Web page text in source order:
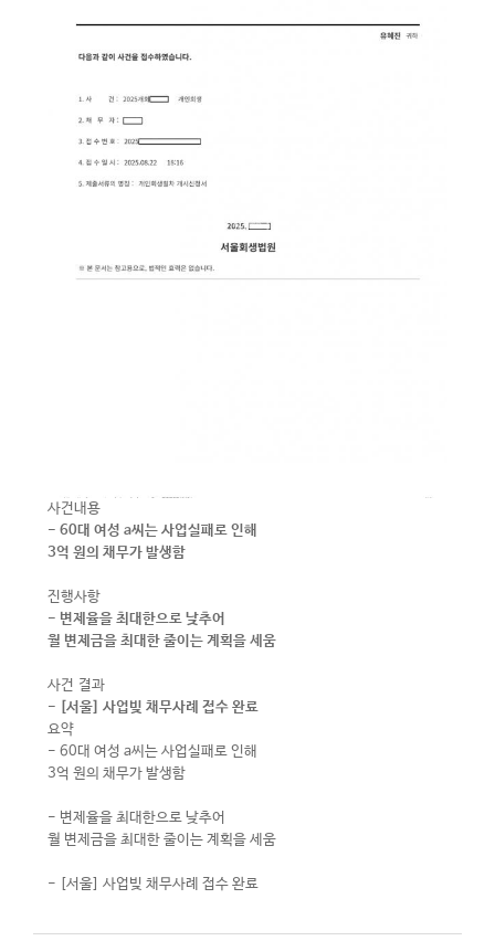
사건내용
- 60대 여성 a씨는 사업실패로 인해
3억 원의 채무가 발생함
진행사항
- 변제율을 최대한으로 낮추어
월 변제금을 최대한 줄이는 계획을 세움
사건 결과
- [서울] 사업빚 채무사례 접수 완료
요약
- 60대 여성 a씨는 사업실패로 인해
3억 원의 채무가 발생함
- 변제율을 최대한으로 낮추어
월 변제금을 최대한 줄이는 계획을 세움
- [서울] 사업빚 채무사례 접수 완료